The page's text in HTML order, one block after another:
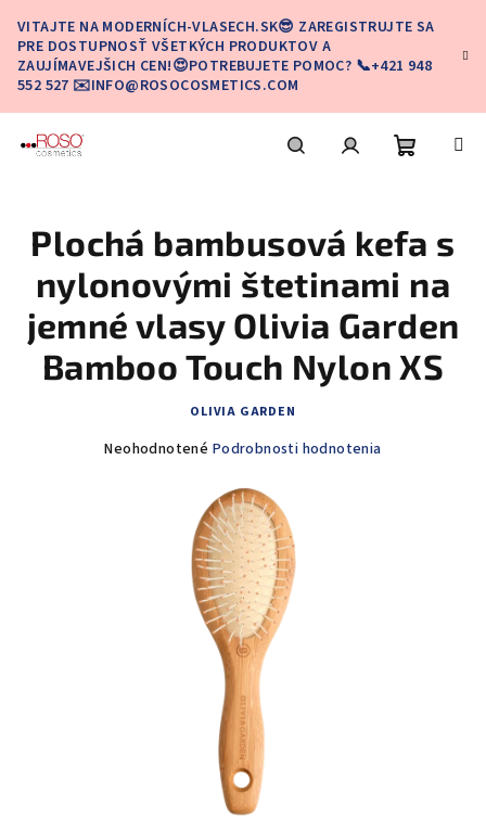
obsah
VITAJTE NA MODERNÍCH-VLASECH.SK😎 ZAREGISTRUJTE SA
PRE DOSTUPNOSŤ VŠETKÝCH PRODUKTOV A
ZAUJÍMAVEJŠICH CEN!😍POTREBUJETE POMOC? 📞+421 948
552 527 ✉️INFO@ROSOCOSMETICS.COM
košík
Plochá bambusová kefa s
nylonovými štetinami na
jemné vlasy Olivia Garden
Bamboo Touch Nylon XS
OLIVIA GARDEN
Priemerné
Neohodnotené Podrobnosti hodnotenia